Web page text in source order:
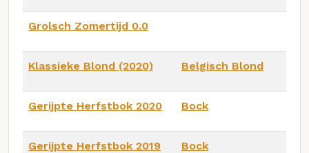
Grolsch Zomertijd 0.0
Klassieke Blond (2020) Belgisch Blond
Gerijpte Herfstbok 2020 Bock
Gerijpte Herfstbok 2019 Bock